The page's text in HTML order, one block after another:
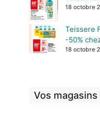
18 octobre
Teissere
-50%
18 octobre
Vos